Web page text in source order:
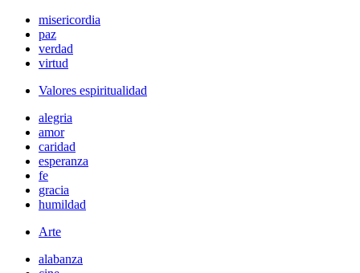
misericordia
paz
verdad
virtud
Valores espiritualidad
alegria
amor
caridad
esperanza
fe
gracia
humildad
Arte
alabanza